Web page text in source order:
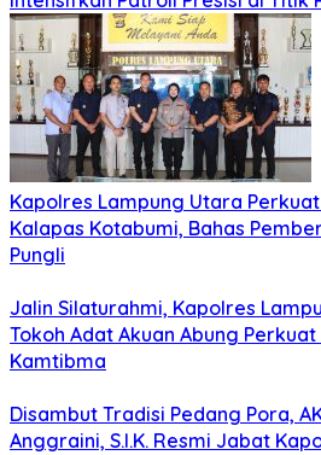
Kapolres Lampung Utara
Kalapas Kotabumi, Bahas
Pungli
Jalin Silaturahmi, Kapolres
Tokoh Adat Akuan Abung
Kamtibma
Disambut Tradisi Pedang Pora,
Anggraini, S.I.K. Resmi Jabat